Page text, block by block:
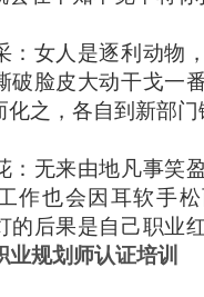
女人是逐利动物
破脸皮大动干戈一
之，各自到新部门
无来由地凡事笑
作也会因耳软手
的后果是自己职业
业规划师认证培训